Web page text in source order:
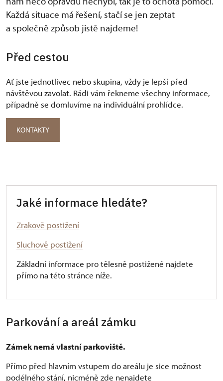
Každá situace má řešení, stačí se jen zeptat
a společně způsob jistě najdeme!
Před cestou
Ať jste jednotlivec nebo skupina, vždy je lepší před
návštěvou zavolat. Rádi vám řekneme všechny informace,
případně se domluvíme na individuální prohlídce.
KONTAKTY
Jaké informace hledáte?
Zrakově postižení
Sluchově postižení
Základní informace pro tělesně postižené najdete
přímo na této stránce níže.
Parkování a areál zámku
Zámek nemá vlastní parkoviště.
Přímo před hlavním vstupem do areálu je sice možnost
podélného stání, nicméně zde nenajdete